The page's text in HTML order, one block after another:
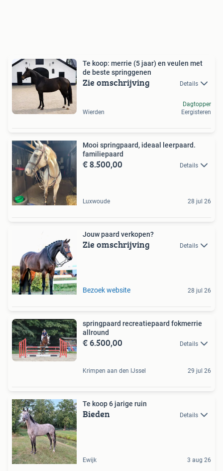
Te koop: merrie (5 jaar) en veulen met
de beste springgenen
Zie omschrijving Details
Wierden
Dagtopper
Eergisteren
Mooi springpaard, ideaal leerpaard.
familiepaard
€ 8.500,00 Details
Luxwoude 28 jul 26
Jouw paard verkopen?
Zie omschrijving Details
Bezoek website 28 jul 26
springpaard recreatiepaard fokmerrie
allround
€ 6.500,00 Details
Krimpen aan den IJssel 29 jul 26
Te koop 6 jarige ruin
Bieden Details
Ewijk 3 aug 26